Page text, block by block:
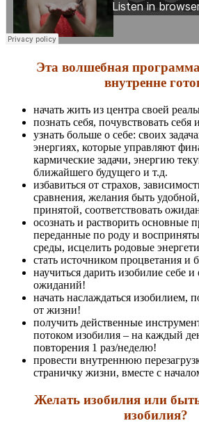
Эта волшебная
внутренне
начать жить из центра своей
познать себя, почувствовать себя
узнать больше о себе: своих
энергиях, которые управляют
кармические задачи, энергию
ближайшего будущего и т.д.
избавиться от страхов,
сравнения, желания быть
принятой, соответствовать
осознать и растворить
переданные по роду и
среды, исцелить родовые
стать источником процветания и
научиться дарить изобилие себе
ожиданий!
начать наслаждаться изобилием,
от жизни!
получить действенные
потоком изобилия – на каждый
повторения 1 раз/неделю!
провести внутреннюю
страничку жизни, вместе с
Желать изобилия или
изобилия?